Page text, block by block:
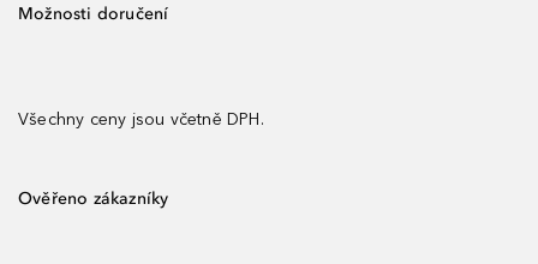
Možnosti doručení
Všechny ceny jsou včetně DPH.
Ověřeno zákazníky